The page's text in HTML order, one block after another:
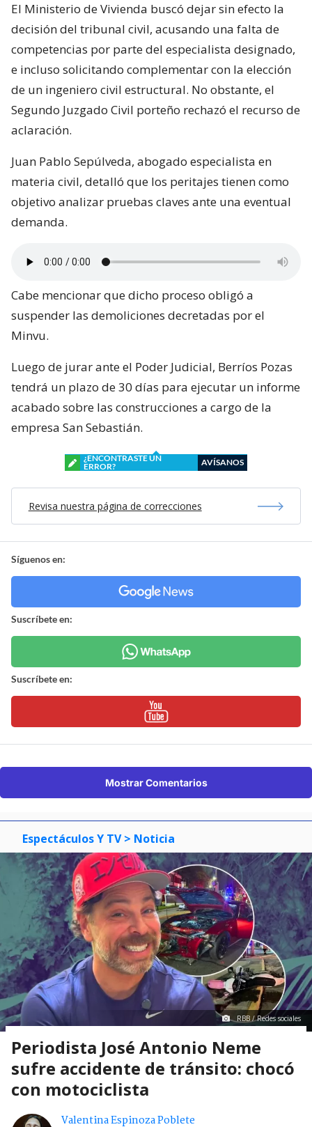
El Ministerio de Vivienda buscó dejar sin efecto la
decisión del tribunal civil, acusando una falta de
competencias por parte del especialista designado,
e incluso solicitando complementar con la elección
de un ingeniero civil estructural. No obstante, el
Segundo Juzgado Civil porteño rechazó el recurso de
aclaración.
Juan Pablo Sepúlveda, abogado especialista en
materia civil, detalló que los peritajes tienen como
objetivo analizar pruebas claves ante una eventual
demanda.
Cabe mencionar que dicho proceso obligó a
suspender las demoliciones decretadas por el
Minvu.
Luego de jurar ante el Poder Judicial, Berríos Pozas
tendrá un plazo de 30 días para ejecutar un informe
acabado sobre las construcciones a cargo de la
empresa San Sebastián.
¿ENCONTRASTE UN
ERROR?
AVÍSANOS
Revisa nuestra página de correcciones
Síguenos en:
Suscríbete en:
Suscríbete en:
Mostrar Comentarios
Espectáculos Y TV > Noticia
RBB / Redes sociales
Periodista José Antonio Neme
sufre accidente de tránsito: chocó
con motociclista
Valentina Espinoza Poblete